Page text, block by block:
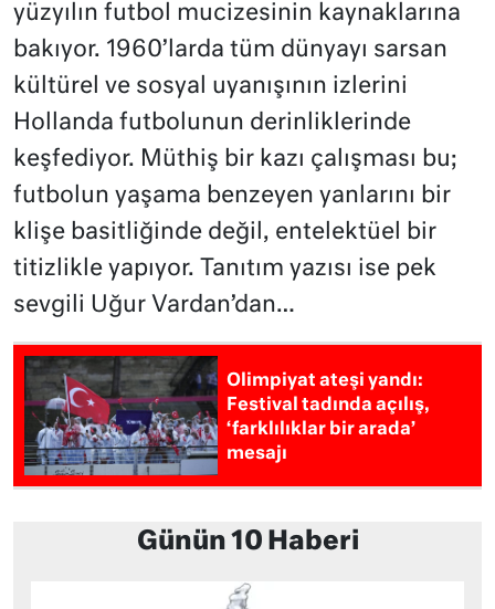
yüzyılın futbol mucizesinin kaynaklarına
bakıyor. 1960’larda tüm dünyayı sarsan
kültürel ve sosyal uyanışının izlerini
Hollanda futbolunun derinliklerinde
keşfediyor. Müthiş bir kazı çalışması bu;
futbolun yaşama benzeyen yanlarını bir
klişe basitliğinde değil, entelektüel bir
titizlikle yapıyor. Tanıtım yazısı ise pek
sevgili Uğur Vardan’dan…
Olimpiyat ateşi yandı:
Festival tadında açılış,
‘farklılıklar bir arada’
mesajı
Günün 10 Haberi